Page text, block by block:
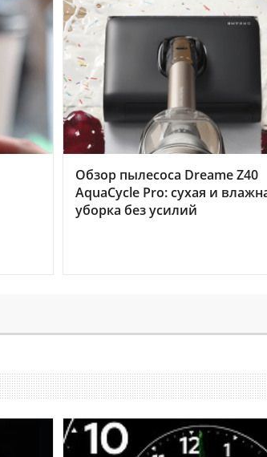
Обзор пылесоса Dreame Z40
AquaCycle Pro: сухая и
уборка без усилий